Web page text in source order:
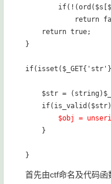
return
    return true;
}
$str =
$obj =
    }
首先由ctf命名及代码函